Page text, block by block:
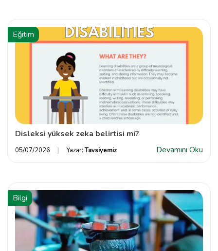
Eğitim
Disleksi yüksek zeka belirtisi mi?
05/07/2026 Yazar: Tavsiyemiz Devamını Oku
Bilgi